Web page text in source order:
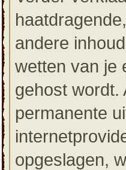
andere
wetten van je
gehost wordt.
permanente
opgeslagen,